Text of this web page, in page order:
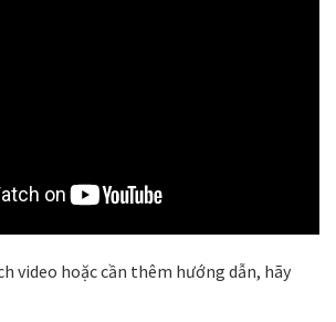
video hoặc cần thêm hướng dẫn, hãy